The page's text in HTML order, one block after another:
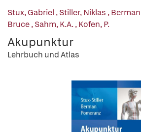
Stux, Gabriel ,Stiller, Niklas ,
Bruce,Sahm, K.A.,Kofen, P.
Akupunktur
Lehrbuch und Atlas